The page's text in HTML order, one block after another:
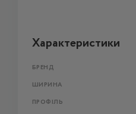
Характеристики
БРЕНД
ШИРИНА
ПРОФІЛЬ